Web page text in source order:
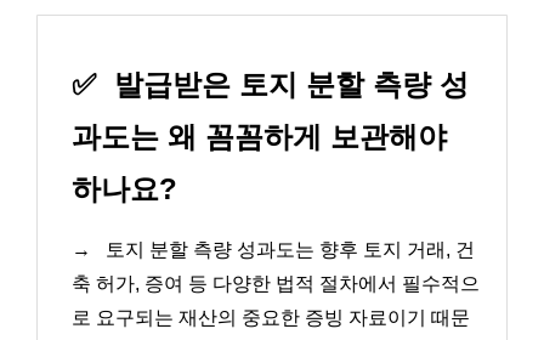
✅
발급받은 토지 분할 측량 성
과도는 왜 꼼꼼하게 보관해야
하나요?
→
토지 분할 측량 성과도는 향후 토지 거래, 건
축 허가, 증여 등 다양한 법적 절차에서 필수적으
로 요구되는 재산의 중요한 증빙 자료이기 때문